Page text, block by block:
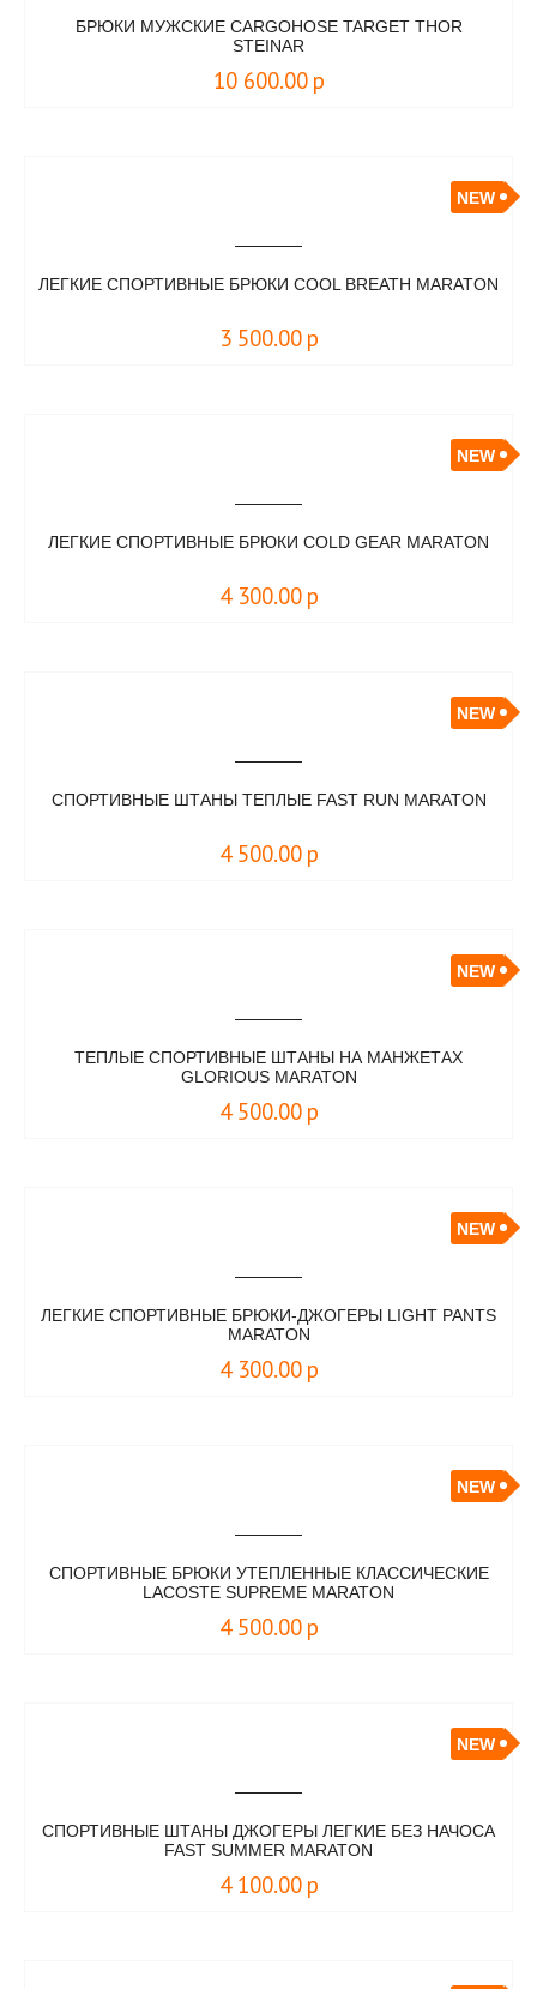
БРЮКИ МУЖСКИЕ CARGOHOSE TARGET THOR
STEINAR
10 600.00 р
NEW
ЛЕГКИЕ СПОРТИВНЫЕ БРЮКИ COOL BREATH MARATON
3 500.00 р
NEW
ЛЕГКИЕ СПОРТИВНЫЕ БРЮКИ COLD GEAR MARATON
4 300.00 р
NEW
СПОРТИВНЫЕ ШТАНЫ ТЕПЛЫЕ FAST RUN MARATON
4 500.00 р
NEW
ТЕПЛЫЕ СПОРТИВНЫЕ ШТАНЫ НА МАНЖЕТАХ
GLORIOUS MARATON
4 500.00 р
NEW
ЛЕГКИЕ СПОРТИВНЫЕ БРЮКИ-ДЖОГЕРЫ LIGHT PANTS
MARATON
4 300.00 р
NEW
СПОРТИВНЫЕ БРЮКИ УТЕПЛЕННЫЕ КЛАССИЧЕСКИЕ
LACOSTE SUPREME MARATON
4 500.00 р
NEW
СПОРТИВНЫЕ ШТАНЫ ДЖОГЕРЫ ЛЕГКИЕ БЕЗ НАЧОСА
FAST SUMMER MARATON
4 100.00 р